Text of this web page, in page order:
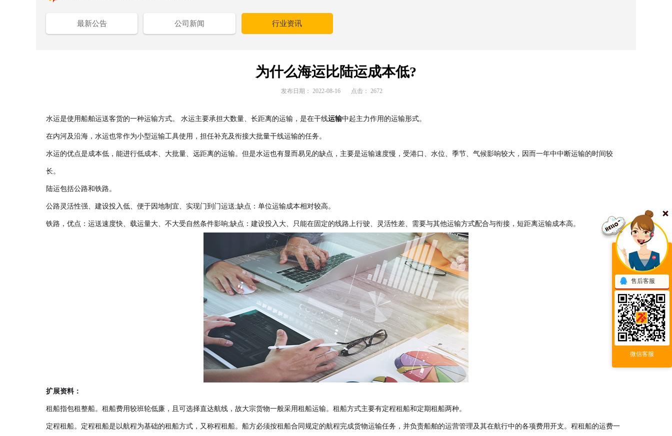
最新公告 公司新闻 行业资讯
为什么海运比陆运成本低?
发布日期： 2022-08-16 点击： 2672
水运是使用船舶运送客货的一种运输方式。 水运主要承担大数量、长距离的运输，是在干线运输中起主力作用的运输形式。
在内河及沿海，水运也常作为小型运输工具使用，担任补充及衔接大批量干线运输的任务。
水运的优点是成本低，能进行低成本、大批量、远距离的运输。但是水运也有显而易见的缺点，主要是运输速度慢，受港口、水位、季节、气候影响较大，因而一年中中断运输的时间较
长。
陆运包括公路和铁路。
公路灵活性强、建设投入低、便于因地制宜、实现门到门运送;缺点：单位运输成本相对较高。
铁路，优点：运送速度快、载运量大、不大受自然条件影响;缺点：建设投入大、只能在固定的线路上行驶、灵活性差、需要与其他运输方式配合与衔接，短距离运输成本高。
扩展资料：
租船指包租整船。租船费用较班轮低廉，且可选择直达航线，故大宗货物一般采用租船运输。租船方式主要有定程租船和定期租船两种。
定程租船。定程租船是以航程为基础的租船方式，又称程租船。船方必须按租船合同规定的航程完成货物运输任务，并负责船舶的运营管理及其在航行中的各项费用开支。程租船的运费一
售后客服
微信客服